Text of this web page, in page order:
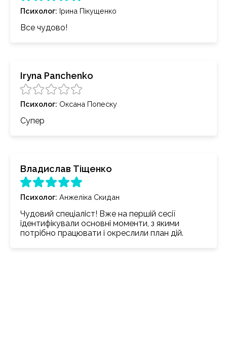
Психолог: Ірина Пікущенко
Все чудово!
Iryna Panchenko
Психолог: Оксана Попеску
Супер
Владислав Тіщенко
Психолог: Анжеліка Скидан
Чудовий спеціаліст! Вже на першій сесії
ідентифікували основні моменти, з якими
потрібно працювати і окреслили план дій.